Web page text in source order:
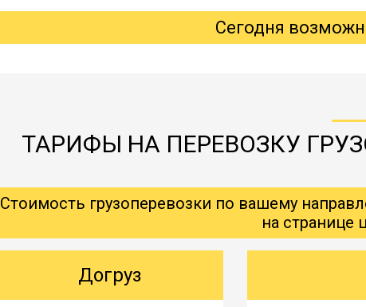
Сегодня
ТАРИФЫ НА ПЕРЕВОЗКУ
Стоимость грузоперевозки по вашему
на странице
Догруз